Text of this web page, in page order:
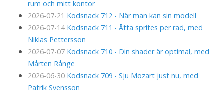
rum och mitt kontor
2026-07-21 Kodsnack 712 - När man kan sin modell
2026-07-14 Kodsnack 711 - Åtta sprites per rad, med
Niklas Pettersson
2026-07-07 Kodsnack 710 - Din shader är optimal, med
Mårten Rånge
2026-06-30 Kodsnack 709 - Sju Mozart just nu, med
Patrik Svensson